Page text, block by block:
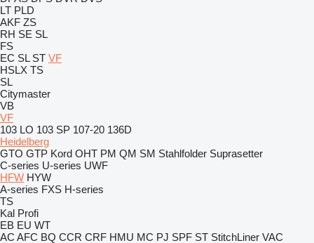
LT PLD
AKF ZS
RH SE SL
FS
EC SL ST VF
HSLX TS
SL
Citymaster
VB
VF
103 LO 103 SP 107-20 136D
Heidelberg
GTO GTP Kord OHT PM QM SM Stahlfolder Suprasetter
C-series U-series UWF
HFW HYW
A-series FXS H-series
TS
Kal Profi
EB EU WT
AC AFC BQ CCR CRF HMU MC PJ SPF ST StitchLiner VAC